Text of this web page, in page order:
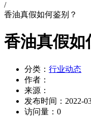
/
香油真假如何鉴别？
香油真假如
分类： 行业动态
作者：
来源：
发布时间： 2022-
访问量： 0